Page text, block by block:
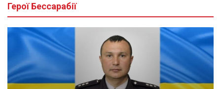
Герої Бессарабії